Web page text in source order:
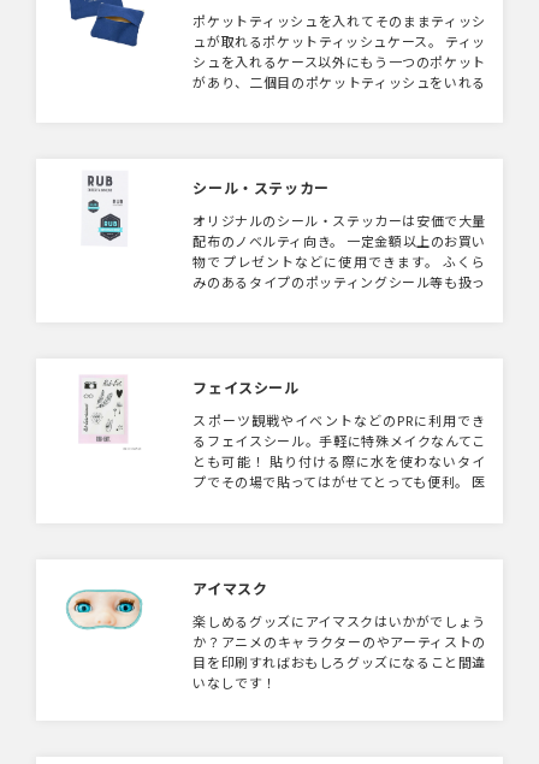
ポケットティッシュを入れてそのままティッシ
ュが取れるポケットティッシュケース。 ティッ
シュを入れるケース以外にもう一つのポケット
があり、二個目のポケットティッシュをいれる
シール・ステッカー
オリジナルのシール・ステッカーは安価で大量
配布のノベルティ向き。 一定金額以上のお買い
物でプレゼントなどに使用できます。 ふくら
みのあるタイプのポッティングシール等も扱っ
フェイスシール
スポーツ観戦やイベントなどのPRに利用でき
るフェイスシール。手軽に特殊メイクなんてこ
とも可能！ 貼り付ける際に水を使わないタイ
プでその場で貼ってはがせてとっても便利。 医
アイマスク
楽しめるグッズにアイマスクはいかがでしょう
か？アニメのキャラクターのやアーティストの
目を印刷すればおもしろグッズになること間違
いなしです！